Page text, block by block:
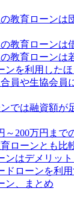
教育ローンは
教育ローンは
教育ローンは
ンを利用したほ
員や生協会員
では融資額が
～200万円まで
ローンとも比
ンはデメリッ
ドローンを利
ン、まとめ